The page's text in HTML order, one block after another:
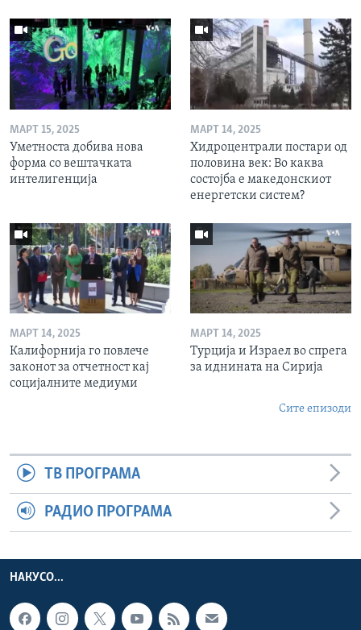
МАРТ 15, 2025
Уметноста добива нова
форма со вештачката
интелигенција
МАРТ 14, 2025
Хидроцентрали постари од
половина век: Во каква
состојба е македонскиот
енергетски систем?
МАРТ 14, 2025
Калифорнија го повлече
законот за отчетност кај
социјалните медиуми
МАРТ 14, 2025
Турција и Израел во спрега
за иднината на Сирија
Сите епизоди
ТВ ПРОГРАМА
РАДИО ПРОГРАМА
НАКУСО...